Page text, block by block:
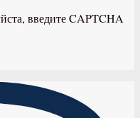
введите CAPTCHA